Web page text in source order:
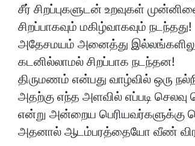
சீர் சிறப்புகளுடன் உறவுகள்
சிறப்பாகவும் மகிழ்வாகவும் நடந்தது!
அதேசமயம் அனைத்து
கடனில்லாமல் சிறப்பாக நடந்தன!
திருமணம் என்பது வாழ்வில் ஒரு
அதற்கு எந்த அளவில் எப்படி
என்று அன்றைய பெரியவர்களுக்கு
அதனால் ஆடம்பரத்தையோ வீண்